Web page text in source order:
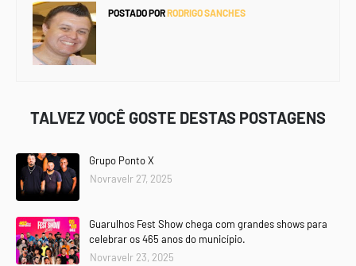
POSTADO PORRODRIGO SANCHES
TALVEZ VOCÊ GOSTE DESTAS POSTAGENS
Grupo Ponto X
Novravelr 27, 2025
Guarulhos Fest Show chega com grandes shows para
celebrar os 465 anos do município.
Novravelr 23, 2025